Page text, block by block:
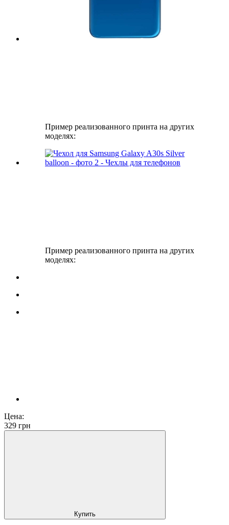
Пример реализованного принта на других
моделях:
Пример реализованного принта на других
моделях:
Цена:
329 грн
Купить